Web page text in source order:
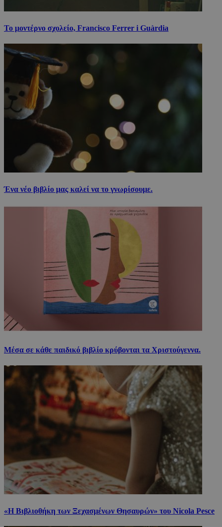
Το μοντέρνο σχολείο, Francisco Ferrer i Guàrdia
Ένα νέο βιβλίο μας καλεί να το γνωρίσουμε.
Μέσα σε κάθε παιδικό βιβλίο κρύβονται τα Χριστούγεννα.
«Η Βιβλιοθήκη των Ξεχασμένων Θησαυρών» του Nicola Pesce